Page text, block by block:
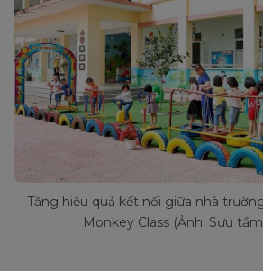
Tăng hiệu quả kết nối giữa nhà
Monkey Class (Ảnh: Sưu